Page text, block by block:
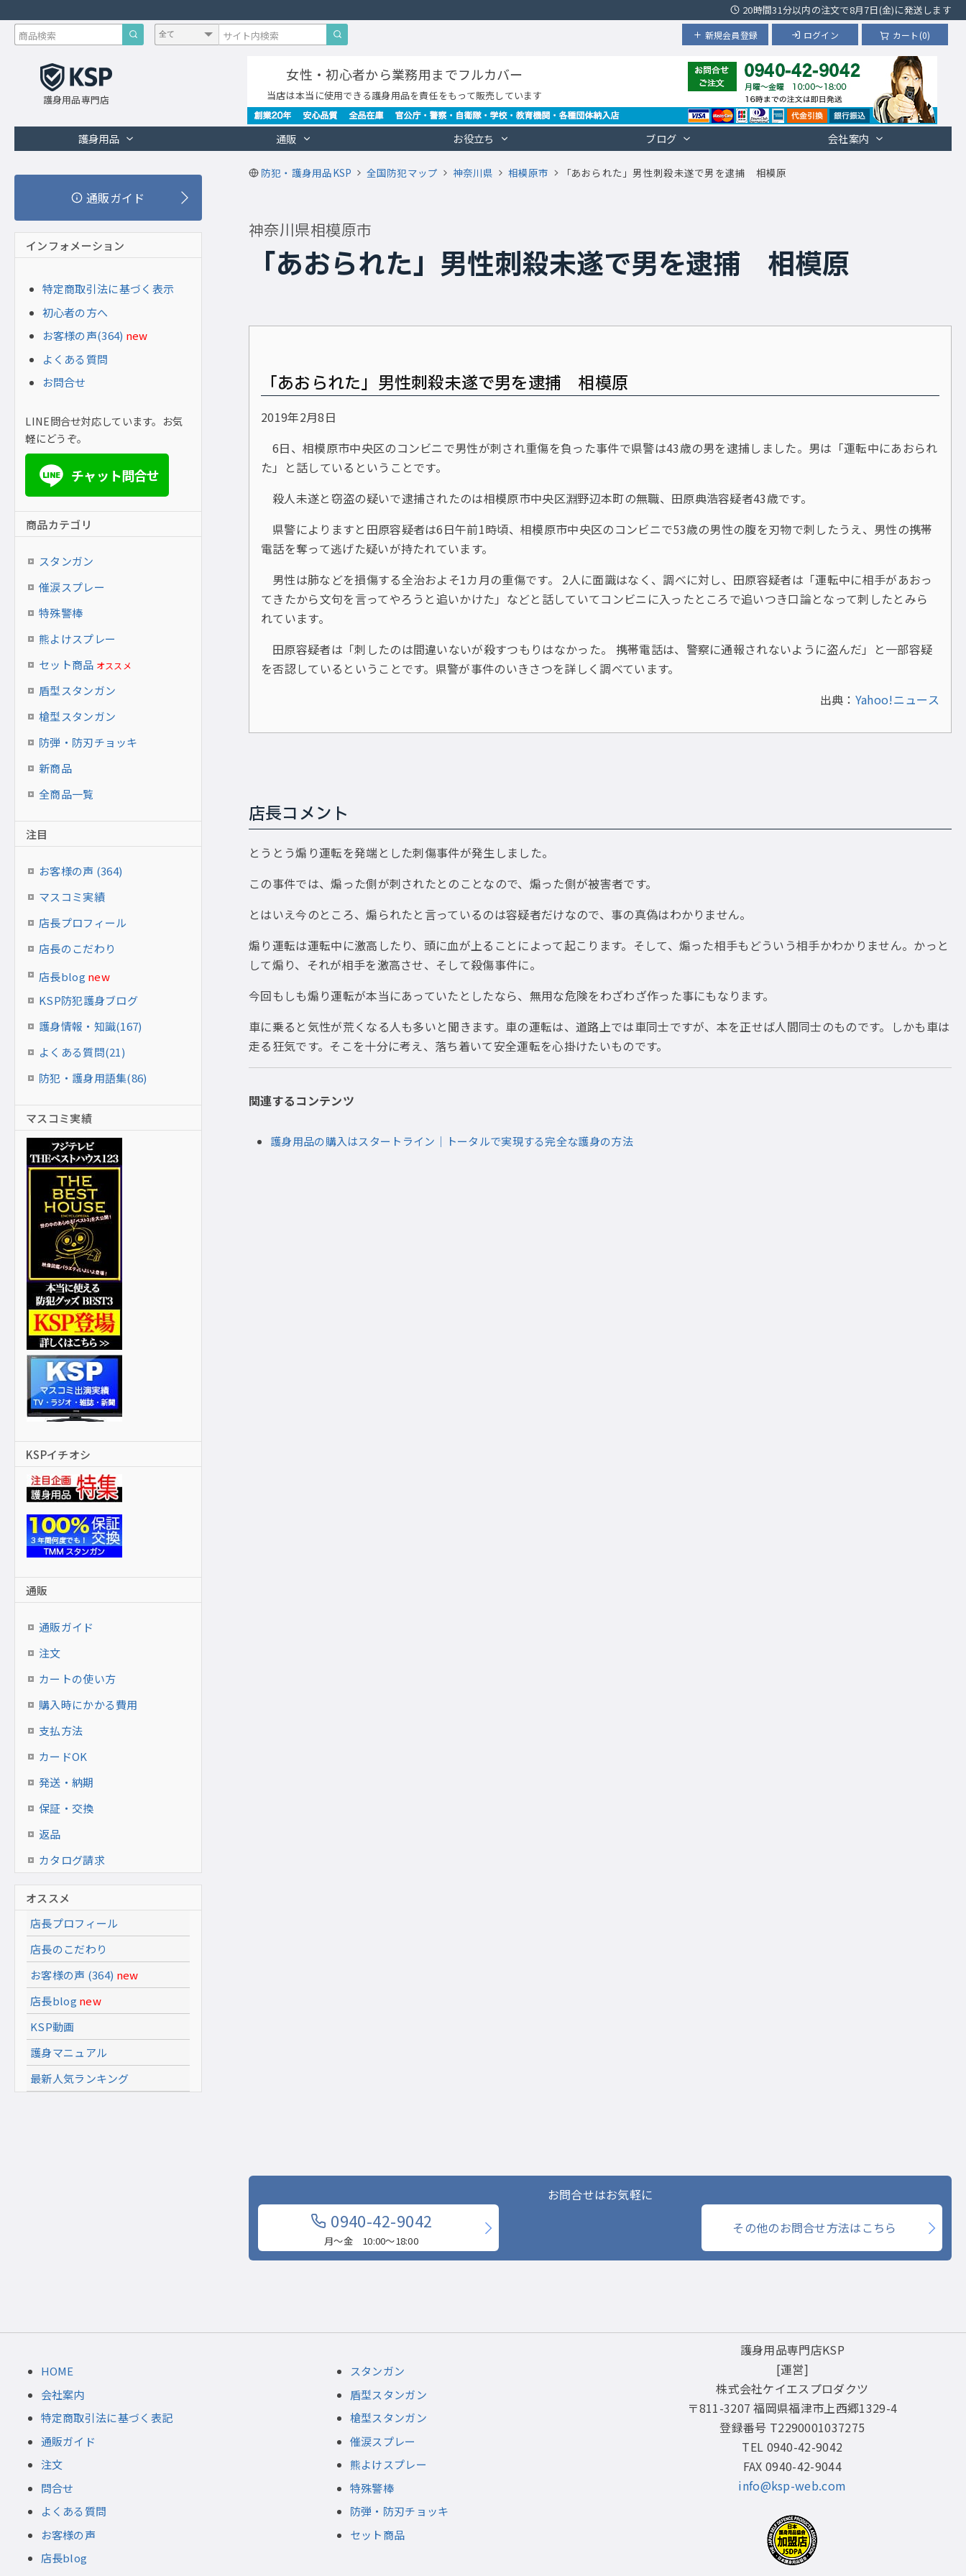
20時間31分以内の注文で8月7日(金)に発送します
カート(0)
ログイン
新規会員登録
護身用品専門店
女性・初心者から業務用までフルカバー
当店は本当に使用できる護身用品を責任をもって販売しています
護身用品 通販 お役立ち ブログ 会社案内
防犯・護身用品KSP 全国防犯マップ 神奈川県 相模原市 「あおられた」男性刺殺未遂で男を逮捕 相模原
神奈川県相模原市
「あおられた」男性刺殺未遂で男を逮捕 相模原
「あおられた」男性刺殺未遂で男を逮捕 相模原
2019年2月8日
6日、相模原市中央区のコンビニで男性が刺され重傷を負った事件で県警は43歳の男を逮捕しました。男は「運転中にあおられ
た」と話しているということです。
殺人未遂と窃盗の疑いで逮捕されたのは相模原市中央区淵野辺本町の無職、田原典浩容疑者43歳です。
県警によりますと田原容疑者は6日午前1時頃、相模原市中央区のコンビニで53歳の男性の腹を刃物で刺したうえ、男性の携帯
電話を奪って逃げた疑いが持たれています。
男性は肺などを損傷する全治およそ1カ月の重傷です。 2人に面識はなく、調べに対し、田原容疑者は「運転中に相手があおっ
てきたから文句を言ってやろうと追いかけた」などと話していてコンビニに入ったところで追いつき口論となって刺したとみら
れています。
田原容疑者は「刺したのは間違いないが殺すつもりはなかった。 携帯電話は、警察に通報されないように盗んだ」と一部容疑
を否認しているということです。県警が事件のいきさつを詳しく調べています。
出典： Yahoo!ニュース
店長コメント
とうとう煽り運転を発端とした刺傷事件が発生しました。
この事件では、煽った側が刺されたとのことなので、煽った側が被害者です。
とはいえ今のところ、煽られたと言っているのは容疑者だけなので、事の真偽はわかりません。
煽り運転は運転中に激高したり、頭に血が上ることによって起こります。そして、煽った相手もどういう相手かわかりません。かっと
して煽り、それが相手を激高させ、そして殺傷事件に。
今回もしも煽り運転が本当にあっていたとしたなら、無用な危険をわざわざ作った事にもなります。
車に乗ると気性が荒くなる人も多いと聞きます。車の運転は、道路上では車同士ですが、本を正せば人間同士のものです。しかも車は
走る狂気です。そこを十分に考え、落ち着いて安全運転を心掛けたいものです。
関連するコンテンツ
護身用品の購入はスタートライン｜トータルで実現する完全な護身の方法
通販ガイド
インフォメーション
特定商取引法に基づく表示
初心者の方へ
お客様の声(364) new
よくある質問
お問合せ
LINE問合せ対応しています。お気
軽にどうぞ。
LINE チャット問合せ
商品カテゴリ
スタンガン
催涙スプレー
特殊警棒
熊よけスプレー
セット商品 オススメ
盾型スタンガン
槍型スタンガン
防弾・防刃チョッキ
新商品
全商品一覧
注目
お客様の声 (364)
マスコミ実績
店長プロフィール
店長のこだわり
店長blog new
KSP防犯護身ブログ
護身情報・知識(167)
よくある質問(21)
防犯・護身用語集(86)
マスコミ実績
KSPイチオシ
通販
通販ガイド
注文
カートの使い方
購入時にかかる費用
支払方法
カードOK
発送・納期
保証・交換
返品
カタログ請求
オススメ
店長プロフィール
店長のこだわり
お客様の声 (364) new
店長blog new
KSP動画
護身マニュアル
最新人気ランキング
お問合せはお気軽に
0940-42-9042
月〜金 10:00〜18:00
その他のお問合せ方法はこちら
HOME
会社案内
特定商取引法に基づく表記
通販ガイド
注文
問合せ
よくある質問
お客様の声
店長blog
スタンガン
盾型スタンガン
槍型スタンガン
催涙スプレー
熊よけスプレー
特殊警棒
防弾・防刃チョッキ
セット商品
護身用品専門店KSP
[運営]
株式会社ケイエスプロダクツ
〒811-3207 福岡県福津市上西郷1329-4
登録番号 T2290001037275
TEL 0940-42-9042
FAX 0940-42-9044
info@ksp-web.com